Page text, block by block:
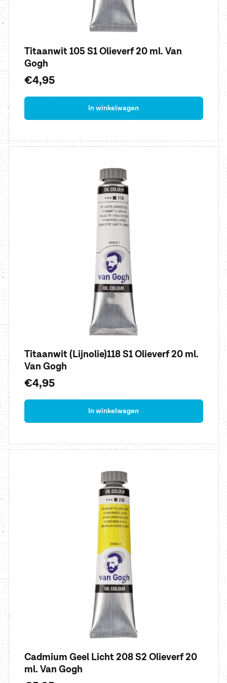
Titaanwit 105 S1 Olieverf 20 ml. Van
Gogh
Normale
prijs
€4,95
In winkelwagen
Titaanwit (Lijnolie)118 S1 Olieverf 20 ml.
Van Gogh
Normale
prijs
€4,95
In winkelwagen
Cadmium Geel Licht 208 S2 Olieverf 20
ml. Van Gogh